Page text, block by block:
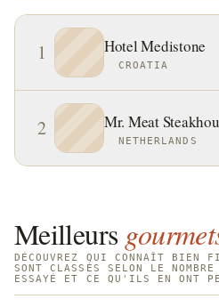
sa texture tendre.
1 Hotel Medistone
CROATIA
2 Mr. Meat
NETHERLANDS
Meilleurs
DÉCOUVREZ QUI CONNAÎT BIEN
SONT CLASSÉS SELON LE
ESSAYÉ ET CE QU'ILS EN ONT